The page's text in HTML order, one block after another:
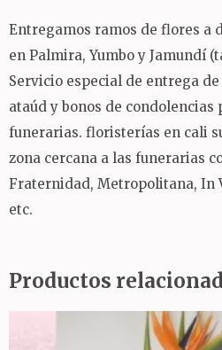
Entregamos ramos de flores a
en Palmira, Yumbo y Jamundí
Servicio especial de entrega de
ataúd y bonos de condolencias
funerarias. floristerías en cali
zona cercana a las funerarias
Fraternidad, Metropolitana, In
etc.
Productos